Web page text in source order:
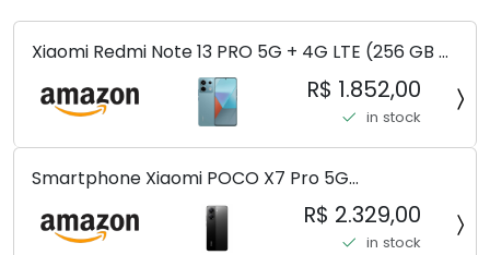
Xiaomi Redmi Note 13 PRO 5G + 4G LTE (256 GB +
8 GB) 200 MP Triplo (Mobile Mint Tello e) +
(Pacote de carregador duplo de carro rápido)
(Ocean Teal (ROM))
R$ 1.852,00
in stock
Smartphone Xiaomi POCO X7 Pro 5G
8+256GB/12+256GB/12+512GB
R$ 2.329,00
in stock